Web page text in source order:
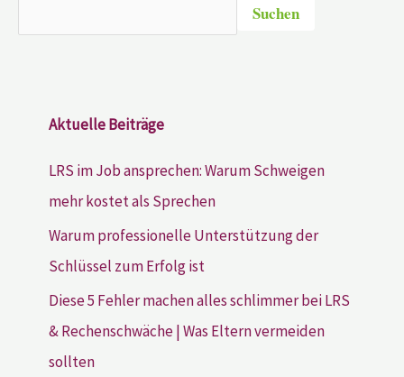
Suchen
Aktuelle Beiträge
LRS im Job ansprechen: Warum Schweigen
mehr kostet als Sprechen
Warum professionelle Unterstützung der
Schlüssel zum Erfolg ist
Diese 5 Fehler machen alles schlimmer bei LRS
& Rechenschwäche | Was Eltern vermeiden
sollten